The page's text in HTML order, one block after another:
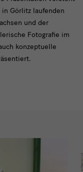
Görlitz laufenden
und der
Fotografie im
konzeptuelle